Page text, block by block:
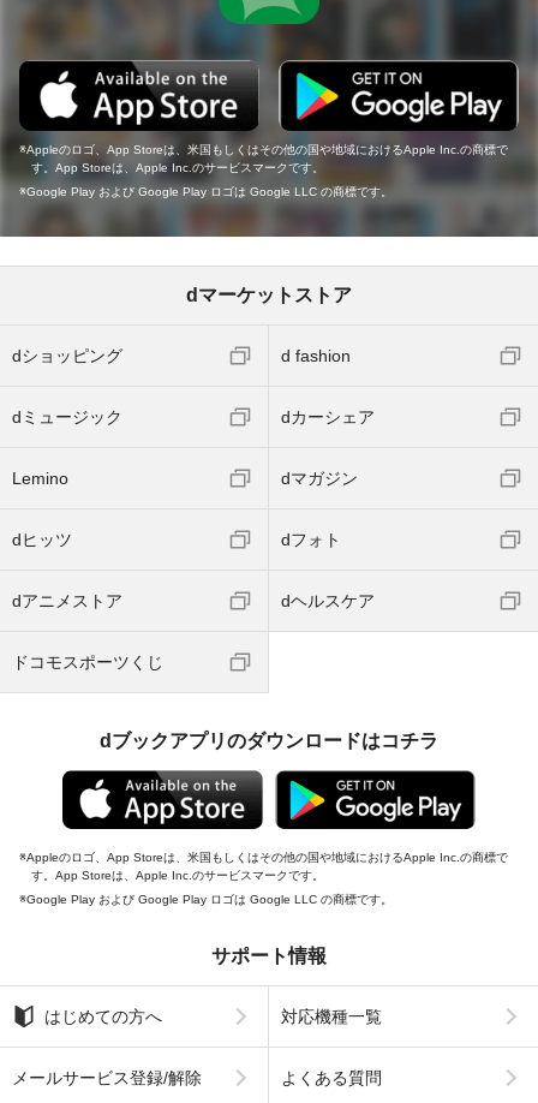
Appleのロゴ、App Storeは、米国もしくはその他の国や地域におけるApple Inc.の商標で
す。App Storeは、Apple Inc.のサービスマークです。
Google Play および Google Play ロゴは Google LLC の商標です。
dマーケットストア
dショッピング d fashion
dミュージック dカーシェア
Lemino dマガジン
dヒッツ dフォト
dアニメストア dヘルスケア
ドコモスポーツくじ
dブックアプリのダウンロードはコチラ
Appleのロゴ、App Storeは、米国もしくはその他の国や地域におけるApple Inc.の商標で
す。App Storeは、Apple Inc.のサービスマークです。
Google Play および Google Play ロゴは Google LLC の商標です。
サポート情報
はじめての方へ 対応機種一覧
メールサービス登録/解除 よくある質問